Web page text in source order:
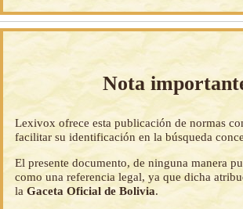
Nota
Lexivox ofrece esta publicación de normas
facilitar su identificación en la búsqueda
El presente documento, de ninguna manera
como una referencia legal, ya que dicha
laGaceta Oficial de Bolivia.